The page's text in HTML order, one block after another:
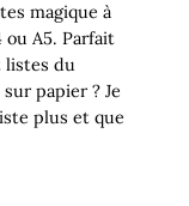
magique à
A5. Parfait
listes du
papier ? Je
plus et que